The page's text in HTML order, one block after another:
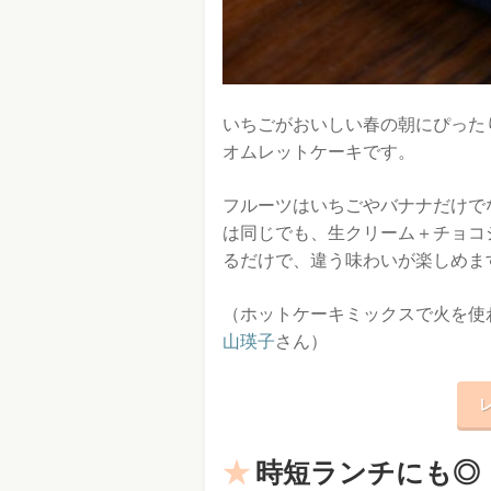
いちごがおいしい春の朝にぴっ
オムレットケーキです。
フルーツはいちごやバナナだけ
は同じでも、生クリーム＋チョ
るだけで、違う味わいが楽しめ
（ホットケーキミックスで火を
山瑛子さん）
時短ランチにも◎